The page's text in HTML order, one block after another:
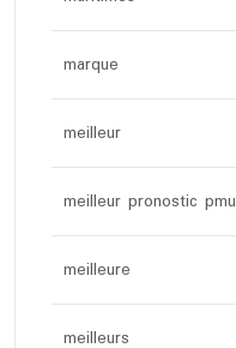
marque
meilleur
meilleur pronostic pmu
meilleure
meilleurs